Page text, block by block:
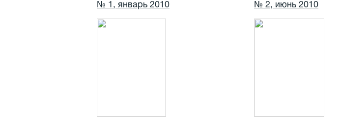
№ 1, январь 2010 № 2, июнь 2010